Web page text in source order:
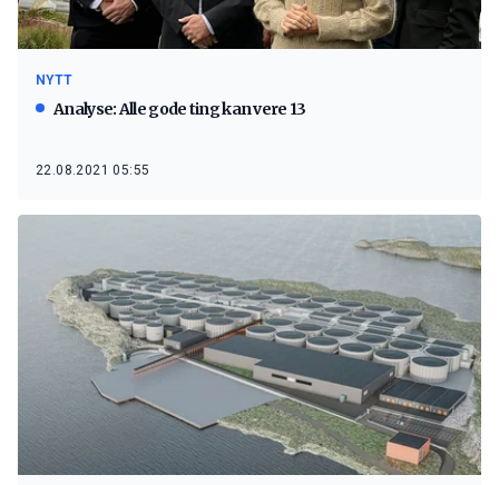
NYTT
Analyse: Alle gode ting kan vere 13
22.08.2021 05:55